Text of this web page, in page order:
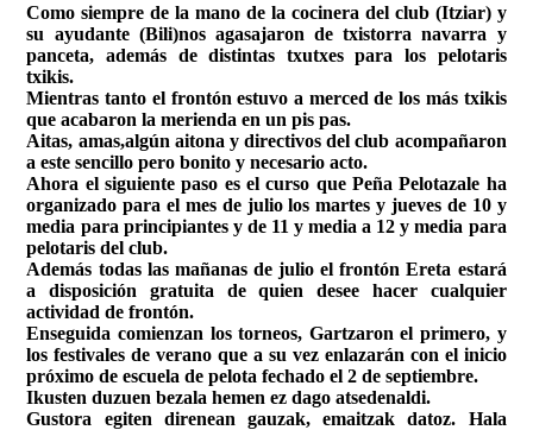
Como siempre de la mano de la cocinera del club (Itziar) y
su ayudante (Bili)nos agasajaron de txistorra navarra y
panceta, además de distintas txutxes para los pelotaris
txikis.
Mientras tanto el frontón estuvo a merced de los más txikis
que acabaron la merienda en un pis pas.
Aitas, amas,algún aitona y directivos del club acompañaron
a este sencillo pero bonito y necesario acto.
Ahora el siguiente paso es el curso que Peña Pelotazale ha
organizado para el mes de julio los martes y jueves de 10 y
media para principiantes y de 11 y media a 12 y media para
pelotaris del club.
Además todas las mañanas de julio el frontón Ereta estará
a disposición gratuita de quien desee hacer cualquier
actividad de frontón.
Enseguida comienzan los torneos, Gartzaron el primero, y
los festivales de verano que a su vez enlazarán con el inicio
próximo de escuela de pelota fechado el 2 de septiembre.
Ikusten duzuen bezala hemen ez dago atsedenaldi.
Gustora egiten direnean gauzak, emaitzak datoz. Hala